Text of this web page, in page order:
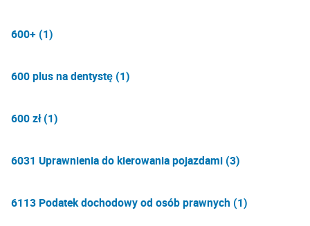
600+ (1)
600 plus na dentystę (1)
600 zł (1)
6031 Uprawnienia do kierowania pojazdami (3)
6113 Podatek dochodowy od osób prawnych (1)